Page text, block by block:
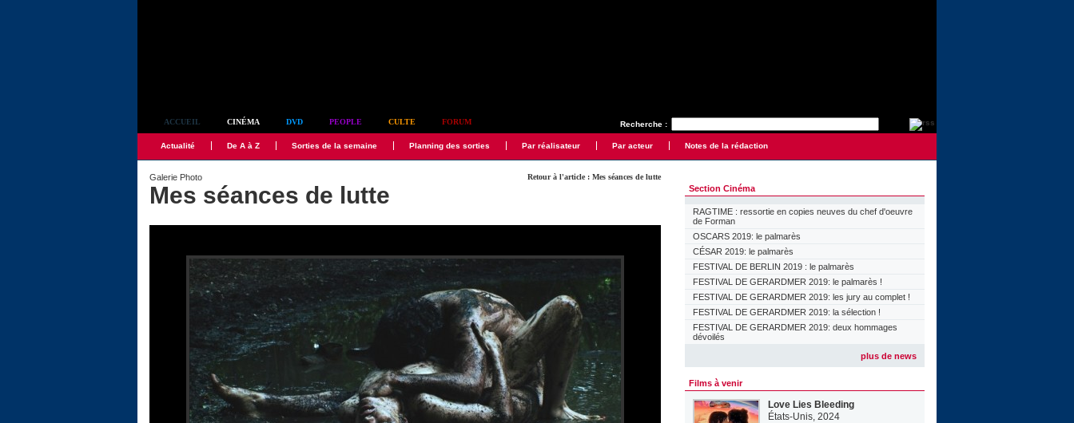
Recherche :
ACCUEIL CINÉMA DVD PEOPLE CULTE FORUM
Actualité De A à Z Sorties de la semaine Planning des sorties Par réalisateur Par acteur Notes de la rédaction
Retour à l'article : Mes séances de lutte
Galerie Photo
Mes séances de lutte Section Cinéma
RAGTIME : ressortie en copies neuves du chef d'oeuvre
de Forman
OSCARS 2019: le palmarès
CÉSAR 2019: le palmarès
FESTIVAL DE BERLIN 2019 : le palmarès
FESTIVAL DE GERARDMER 2019: le palmarès !
FESTIVAL DE GERARDMER 2019: les jury au complet !
FESTIVAL DE GERARDMER 2019: la sélection !
FESTIVAL DE GERARDMER 2019: deux hommages
dévoilés
plus de news
Films à venir
Love Lies Bleeding
États-Unis, 2024